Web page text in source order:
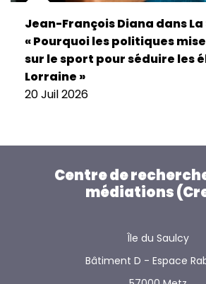
Jean-François Diana dans La
« Pourquoi les politiques
sur le sport pour séduire les
Lorraine »
20 Juil 2026
Centre de
médiations
Île du Saulcy
Bâtiment D - Espace